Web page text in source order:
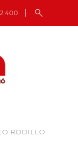
400
RODILLO